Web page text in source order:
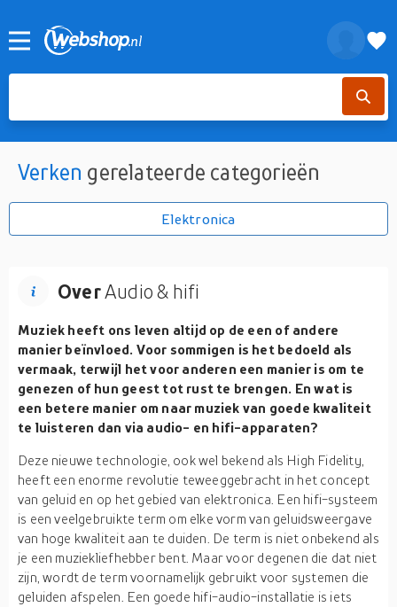
Verken gerelateerde categorieën
Elektronica
OverAudio & hifi
Muziek heeft ons leven altijd op de een of andere
manier beïnvloed. Voor sommigen is het bedoeld als
vermaak, terwijl het voor anderen een manier is om te
genezen of hun geest tot rust te brengen. En wat is
een betere manier om naar muziek van goede kwaliteit
te luisteren dan via audio- en hifi-apparaten?
Deze nieuwe technologie, ook wel bekend als High Fidelity,
heeft een enorme revolutie teweeggebracht in het concept
van geluid en op het gebied van elektronica. Een hifi-systeem
is een veelgebruikte term om elke vorm van geluidsweergave
van hoge kwaliteit aan te duiden. De term is niet onbekend als
je een muziekliefhebber bent. Maar voor degenen die dat niet
zijn, wordt de term voornamelijk gebruikt voor systemen die
geluiden afspelen. Een goede hifi-audio-installatie is iets